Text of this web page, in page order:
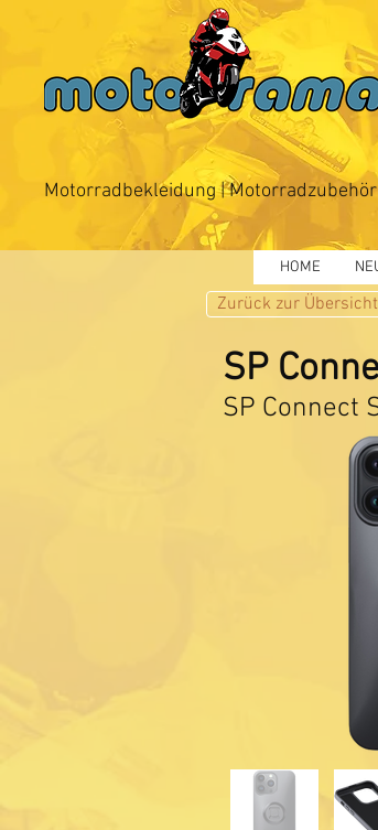
Motorradbekleidung |
HOME
Zurück zur Übersicht
SP
SP Connect